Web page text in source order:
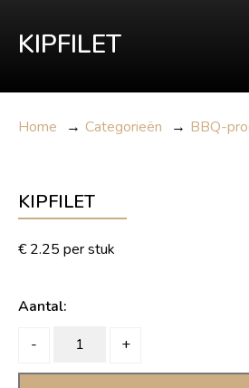
KIPFILET
Home → Categorieën → BBQ-
KIPFILET
€ 2.25 per stuk
Aantal:
-
KIPFILET
+